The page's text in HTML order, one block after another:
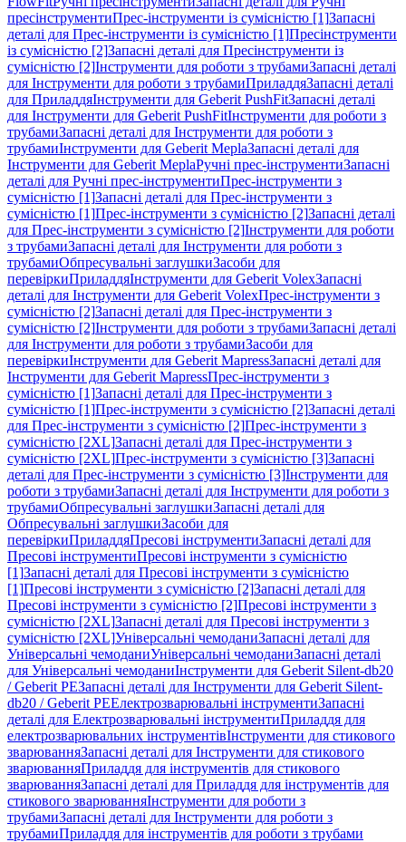
пресінструментиПрес-інструменти із сумісністю [1]Запасні
деталі для Прес-інструменти із сумісністю [1]Пресінструменти
із сумісністю [2]Запасні деталі для Пресінструменти із
сумісністю [2]Інструменти для роботи з трубамиЗапасні деталі
для Інструменти для роботи з трубамиПриладдяЗапасні деталі
для ПриладдяІнструменти для Geberit PushFitЗапасні деталі
для Інструменти для Geberit PushFitІнструменти для роботи з
трубамиЗапасні деталі для Інструменти для роботи з
трубамиІнструменти для Geberit MeplaЗапасні деталі для
Інструменти для Geberit MeplaРучні прес-інструментиЗапасні
деталі для Ручні прес-інструментиПрес-інструменти з
сумісністю [1]Запасні деталі для Прес-інструменти з
сумісністю [1]Прес-інструменти з сумісністю [2]Запасні деталі
для Прес-інструменти з сумісністю [2]Інструменти для роботи
з трубамиЗапасні деталі для Інструменти для роботи з
трубамиОбпресувальні заглушкиЗасоби для
перевіркиПриладдяІнструменти для Geberit VolexЗапасні
деталі для Інструменти для Geberit VolexПрес-інструменти з
сумісністю [2]Запасні деталі для Прес-інструменти з
сумісністю [2]Інструменти для роботи з трубамиЗапасні деталі
для Інструменти для роботи з трубамиЗасоби для
перевіркиІнструменти для Geberit MapressЗапасні деталі для
Інструменти для Geberit MapressПрес-інструменти з
сумісністю [1]Запасні деталі для Прес-інструменти з
сумісністю [1]Прес-інструменти з сумісністю [2]Запасні деталі
для Прес-інструменти з сумісністю [2]Прес-інструменти з
сумісністю [2XL]Запасні деталі для Прес-інструменти з
сумісністю [2XL]Прес-інструменти з сумісністю [3]Запасні
деталі для Прес-інструменти з сумісністю [3]Інструменти для
роботи з трубамиЗапасні деталі для Інструменти для роботи з
трубамиОбпресувальні заглушкиЗапасні деталі для
Обпресувальні заглушкиЗасоби для
перевіркиПриладдяПресові інструментиЗапасні деталі для
Пресові інструментиПресові інструменти з сумісністю
[1]Запасні деталі для Пресові інструменти з сумісністю
[1]Пресові інструменти з сумісністю [2]Запасні деталі для
Пресові інструменти з сумісністю [2]Пресові інструменти з
сумісністю [2XL]Запасні деталі для Пресові інструменти з
сумісністю [2XL]Універсальні чемоданиЗапасні деталі для
Універсальні чемоданиУніверсальні чемоданиЗапасні деталі
для Універсальні чемоданиІнструменти для Geberit Silent-db20
/ Geberit PEЗапасні деталі для Інструменти для Geberit Silent-
db20 / Geberit PEЕлектрозварювальні інструментиЗапасні
деталі для Електрозварювальні інструментиПриладдя для
електрозварювальних інструментівІнструменти для стикового
зварюванняЗапасні деталі для Інструменти для стикового
зварюванняПриладдя для інструментів для стикового
зварюванняЗапасні деталі для Приладдя для інструментів для
стикового зварюванняІнструменти для роботи з
трубамиЗапасні деталі для Інструменти для роботи з
трубамиПриладдя для інструментів для роботи з трубами